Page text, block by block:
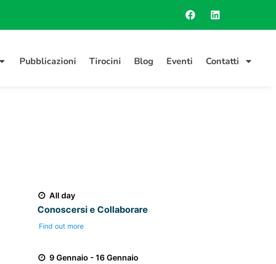
Pubblicazioni Tirocini Blog Eventi Contatti
All day
Conoscersi e Collaborare
Find out more
9 Gennaio - 16 Gennaio